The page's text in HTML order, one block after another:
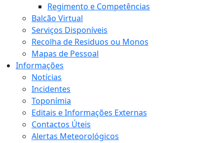
Regimento e Competências
Balcão Virtual
Serviços Disponíveis
Recolha de Residuos ou Monos
Mapas de Pessoal
Informações
Notícias
Incidentes
Toponímia
Editais e Informações Externas
Contactos Úteis
Alertas Meteorológicos